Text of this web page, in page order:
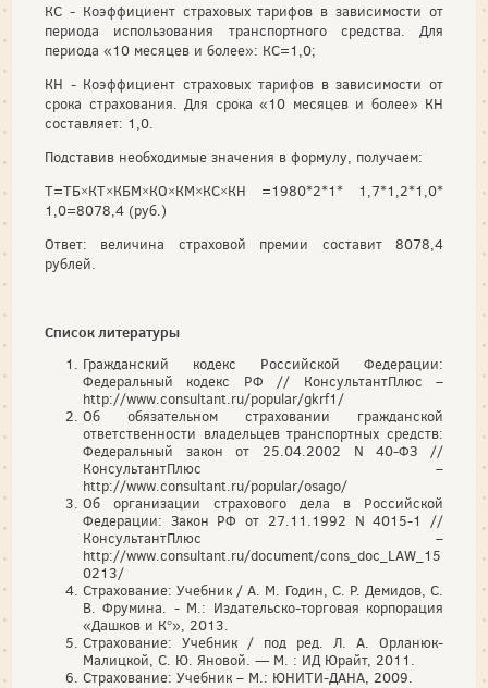
КС - Коэффициент страховых тарифов в зависимости от
периода использования транспортного средства. Для
периода «10 месяцев и более»: КС=1,0;
КН - Коэффициент страховых тарифов в зависимости от
срока страхования. Для срока «10 месяцев и более» КН
составляет: 1,0.
Подставив необходимые значения в формулу, получаем:
Т=ТБ×КТ×КБМ×КО×КМ×КС×КН =1980*2*1* 1,7*1,2*1,0*
1,0=8078,4 (руб.)
Ответ: величина страховой премии составит 8078,4
рублей.
Список литературы
Гражданский кодекс Российской Федерации:
Федеральный кодекс РФ // КонсультантПлюс –
http://www.consultant.ru/popular/gkrf1/
Об обязательном страховании гражданской
ответственности владельцев транспортных средств:
Федеральный закон от 25.04.2002 N 40-ФЗ //
КонсультантПлюс –
http://www.consultant.ru/popular/osago/
Об организации страхового дела в Российской
Федерации: Закон РФ от 27.11.1992 N 4015-1 //
КонсультантПлюс –
http://www.consultant.ru/document/cons_doc_LAW_15
0213/
Страхование: Учебник / А. М. Годин, С. Р. Демидов, С.
В. Фрумина. - М.: Издательско-торговая корпорация
«Дашков и К°», 2013.
Страхование: Учебник / под ред. Л. А. Орланюк-
Малицкой, С. Ю. Яновой. — М. : ИД Юрайт, 2011.
Страхование: Учебник – М.: ЮНИТИ-ДАНА, 2009.